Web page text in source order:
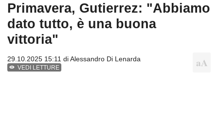
Primavera, Gutierrez: "Abbiamo
dato tutto, è una buona
vittoria"
29.10.2025 15:11 diAlessandro Di Lenarda
VEDI LETTURE